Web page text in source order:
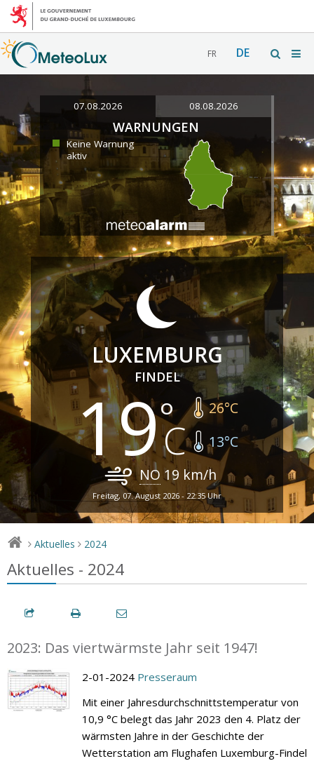
FR DE
07.08.2026 08.08.2026
WARNUNGEN
Keine Warnung
aktiv
LUXEMBURG
FINDEL
19 26°C
13°C
NO 19 km/h
Freitag, 07. August 2026 - 22:35 Uhr
> Aktuelles > 2024
Aktuelles - 2024
2023: Das viertwärmste Jahr seit 1947!
2-01-2024 Presseraum
Mit einer Jahresdurchschnittstemperatur von
10,9 °C belegt das Jahr 2023 den 4. Platz der
wärmsten Jahre in der Geschichte der
Wetterstation am Flughafen Luxemburg-Findel